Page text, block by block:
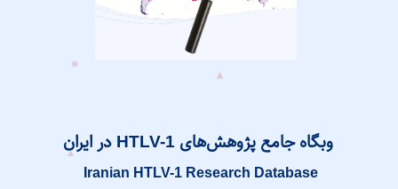
وبگاه جامع پژوهش‌های HTLV-1 در ایران
Iranian HTLV-1 Research Database